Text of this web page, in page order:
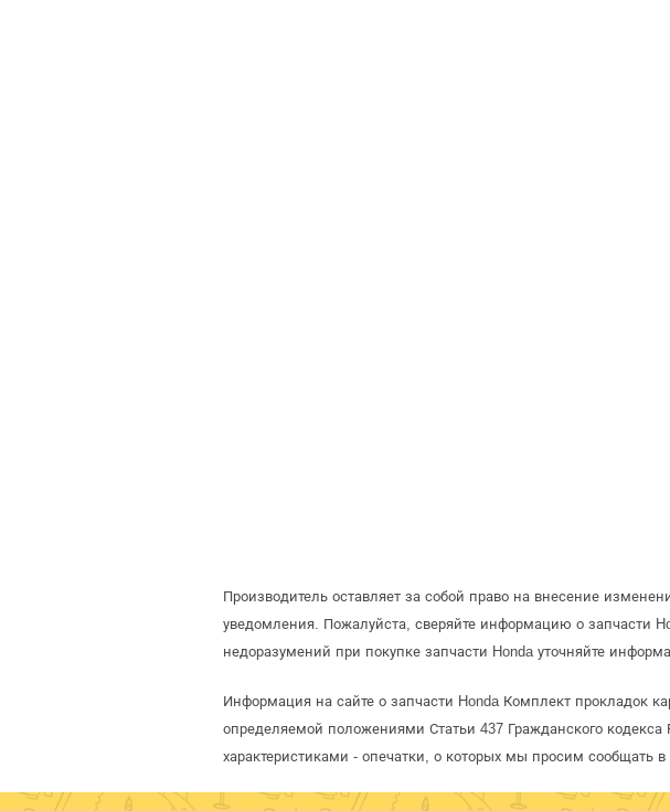
Производитель оставляет за собой право на внесение
уведомления. Пожалуйста, сверяйте информацию о запчасти
недоразумений при покупке запчасти Honda уточняйте
Информация на сайте о запчасти Honda Комплект прокладок
определяемой положениями Статьи 437 Гражданского
характеристиками - опечатки, о которых мы просим сообщать